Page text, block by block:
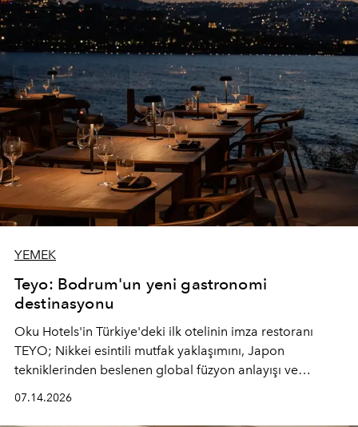
ve yiyecek alternatifleri yazın keyfine lezzet katıyor.
YEMEK
Teyo: Bodrum'un yeni gastronomi
destinasyonu
Oku Hotels'in Türkiye'deki ilk otelinin imza restoranı
TEYO; Nikkei esintili mutfak yaklaşımını, Japon
tekniklerinden beslenen global füzyon anlayışı ve
07.14.2026